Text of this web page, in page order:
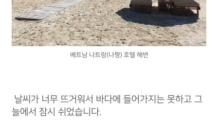
베트남 나트랑(나짱) 호텔 해변
날씨가 너무 뜨거워서 바다에 들어가지는 못하고 그
늘에서 잠시 쉬었습니다.